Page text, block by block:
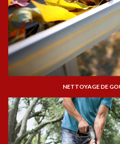
NETTOYAGE DE